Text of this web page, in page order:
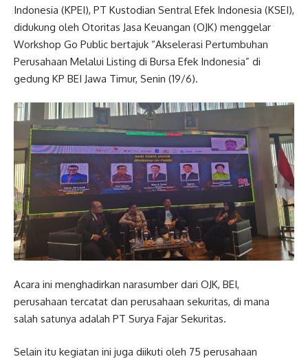
Indonesia (KPEI), PT Kustodian Sentral Efek Indonesia (KSEI),
didukung oleh Otoritas Jasa Keuangan (OJK) menggelar
Workshop Go Public bertajuk “Akselerasi Pertumbuhan
Perusahaan Melalui Listing di Bursa Efek Indonesia” di
gedung KP BEI Jawa Timur, Senin (19/6).
Acara ini menghadirkan narasumber dari OJK, BEI,
perusahaan tercatat dan perusahaan sekuritas, di mana
salah satunya adalah PT Surya Fajar Sekuritas.
Selain itu kegiatan ini juga diikuti oleh 75 perusahaan